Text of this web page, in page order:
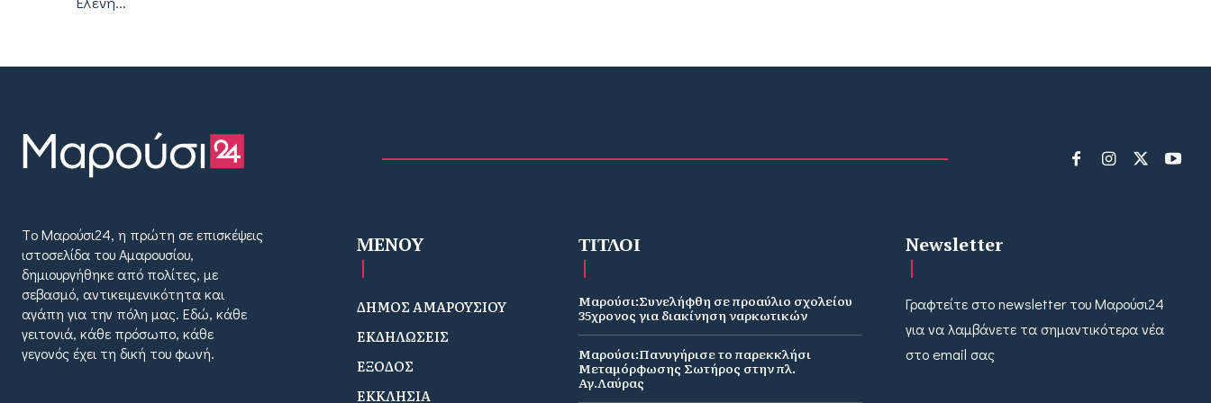
Tο Μαρούσι24, η πρώτη σε επισκέψεις
ιστοσελίδα του Αμαρουσίου,
δημιουργήθηκε από πολίτες, με
σεβασμό, αντικειμενικότητα και
αγάπη για την πόλη μας. Εδώ, κάθε
γειτονιά, κάθε πρόσωπο, κάθε
γεγονός έχει τη δική του φωνή.
MENOY
ΔΗΜΟΣ ΑΜΑΡΟΥΣΙΟΥ
ΕΚΔΗΛΩΣΕΙΣ
ΕΞΟΔΟΣ
ΕΚΚΛΗΣΙΑ
ΤΙΤΛΟΙ
Μαρούσι:Συνελήφθη σε προαύλιο σχολείου
35χρονος για διακίνηση ναρκωτικών
Μαρούσι:Πανυγήρισε το παρεκκλήσι
Μεταμόρφωσης Σωτήρος στην πλ.
Αγ.Λαύρας
Newsletter
Γραφτείτε στο newsletter του Μαρούσι24
για να λαμβάνετε τα σημαντικότερα νέα
στο email σας